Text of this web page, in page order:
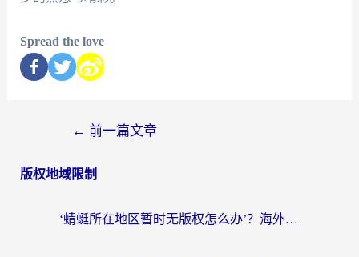
Spread the love
← 前一篇文章
版权地域限制
‘蜻蜓所在地区暂时无版权怎么办’？海外党看国内内容、办国内事的实用指南